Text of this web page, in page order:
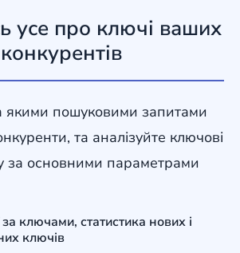
усе про ключі ваших
конкурентів
якими пошуковими запитами
та аналізуйте ключові
за основними параметрами
за ключами, статистика нових і
ключів